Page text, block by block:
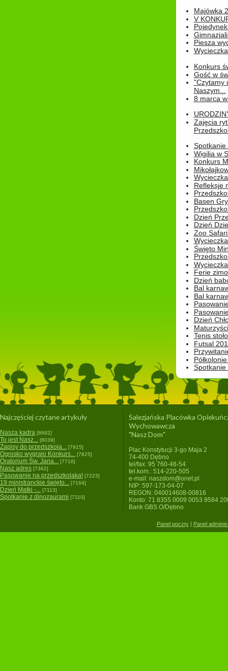
Majówka
V
Piesza
Konkurs
Gość w
"Czytamy
Naszym...
8 marca
Zajęcia
Spotkanie
Wigilia w
Konkurs
Refleksje
Basen
Dzień
Dzień
Zoo
Święto
Ferie
Dzień
Bal
Bal
Dzień
Tenis
Futsal
Najczęściej czytane artykuły
Nasza kadra [8692]
To jest Nasz... [8039]
Zapisy do przedszkola... [7915]
Ognisko wygrało Konkurs... [7825]
Oratorium Św. Jana... [7716]
Nasz adres [7362]
Pasowanie na przedszkolaka! [7223]
19 ministranckie święto... [7164]
Dzień Matki -... [7113]
Spotkanie z dinozaurami [7110]
Salezjańska Placówka
Wychowawcza
"Nasz Dom"
Plac Konstytucji 3-go Maja 2
74-400 Dębno
tel/fax: 95 760-48-54
tel.kom.: 514-220-505
e-mail: naszdom@onet.pl
NIP: 597-173-04-07
REGON: 040014608-00816
Konto: 71 8355 0009 0053 9584
Bank GBS O/Dębno
Panel poczty| Panel